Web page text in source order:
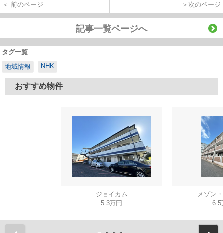
＜ 前のページ ＞次のページ
記事一覧ページへ
タグ一覧
地域情報
NHK
おすすめ物件
ジョイカム
5.3万円
メゾン
6.5